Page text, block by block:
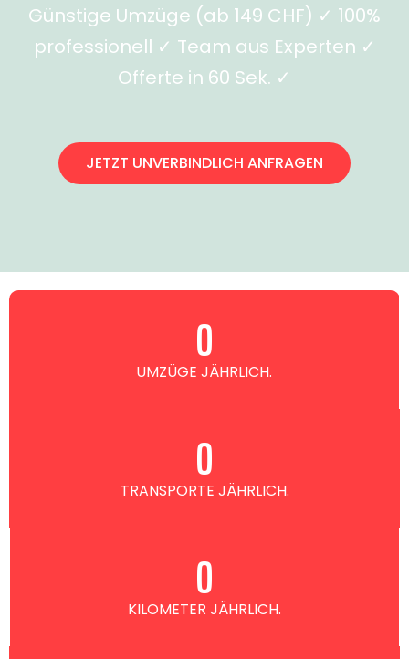
Günstige Umzüge (ab 149 CHF) ✓ 100%
professionell ✓ Team aus Experten ✓
Offerte in 60 Sek. ✓
JETZT UNVERBINDLICH ANFRAGEN
UMZÜGE JÄHRLICH.
0
TRANSPORTE JÄHRLICH.
0
KILOMETER JÄHRLICH.
0